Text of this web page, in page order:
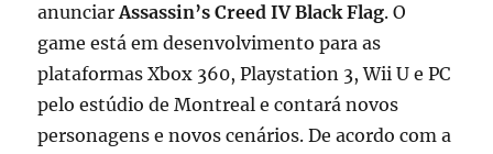
anunciarAssassin’s Creed IV Black Flag. O
game está em desenvolvimento para as
plataformas Xbox 360, Playstation 3, Wii U e PC
pelo estúdio de Montreal e contará novos
personagens e novos cenários. De acordo com a